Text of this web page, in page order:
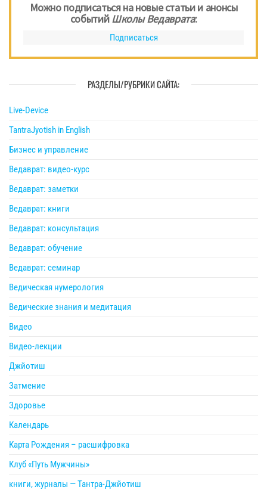
Можно подписаться на новые статьи и анонсы
событийШколы Ведаврата:
Подписаться
РАЗДЕЛЫ/РУБРИКИ САЙТА:
Live-Device
TantraJyotish in English
Бизнес и управление
Ведаврат: видео-курс
Ведаврат: заметки
Ведаврат: книги
Ведаврат: консультация
Ведаврат: обучение
Ведаврат: семинар
Ведическая нумерология
Ведические знания и медитация
Видео
Видео-лекции
Джйотиш
Затмение
Здоровье
Календарь
Карта Рождения – расшифровка
Клуб «Путь Мужчины»
книги, журналы — Тантра-Джйотиш